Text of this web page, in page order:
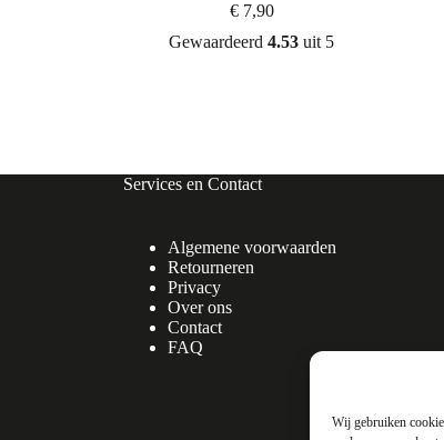
Wij gebruiken
€7,90
Gewaardeerd4.53 uit 5
Services en Contact
Algemene voorwaarden
Retourneren
Privacy
Over ons
Contact
FAQ